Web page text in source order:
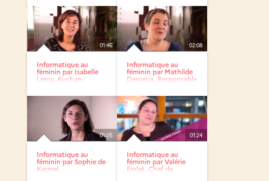
01:46
Informatique au
féminin par Isabelle
Leroy, Auchan,
02:08
Informatique au
féminin par Mathilde
Deroeux, Responsable
01:05
Informatique au
féminin par Sophie de
Kermel
01:24
Informatique au
féminin par Valérie
Fiolet, Chef de